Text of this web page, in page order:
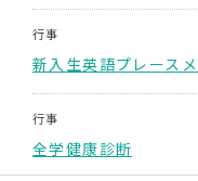
行事
新入生英語プレース
行事
全学健康診断